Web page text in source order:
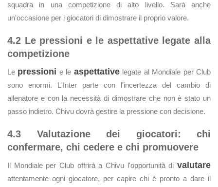
squadra in una competizione di alto livello. Sarà anche
un'occasione per i giocatori di dimostrare il proprio valore.
4.2 Le pressioni e le aspettative legate alla
competizione
Le pressioni e le aspettativelegate al Mondiale per Club
sono enormi. L'Inter parte con l'incertezza del cambio di
allenatore e con la necessità di dimostrare che non è stato un
passo indietro. Chivu dovrà gestire la pressione con decisione.
4.3 Valutazione dei giocatori: chi
confermare, chi cedere e chi promuovere
Il Mondiale per Club offrirà a Chivu l'opportunità di valutare
attentamente ogni giocatore, per capire chi è pronto a dare il